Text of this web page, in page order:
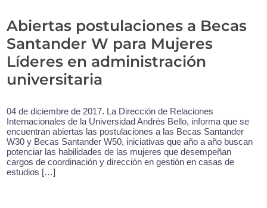
Abiertas postulaciones a Becas
Santander W para Mujeres
Líderes en administración
universitaria
04 de diciembre de 2017. La Dirección de Relaciones
Internacionales de la Universidad Andrés Bello, informa que se
encuentran abiertas las postulaciones a las Becas Santander
W30 y Becas Santander W50, iniciativas que año a año buscan
potenciar las habilidades de las mujeres que desempeñan
cargos de coordinación y dirección en gestión en casas de
estudios […]